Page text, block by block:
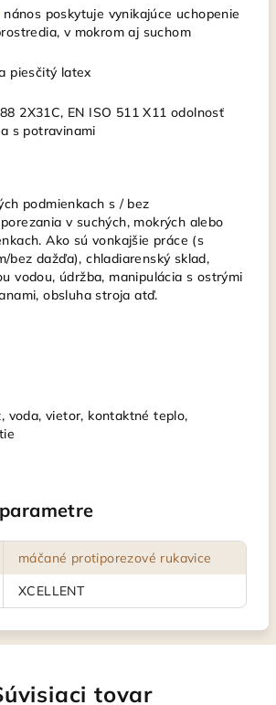
nános poskytuje vynikajúce uchopenie
v mokrom aj suchom
piesčitý latex
2X31C, EN ISO 511 X11 odolnosť
s potravinami
podmienkach s / bez
v suchých, mokrých alebo
Ako sú vonkajšie práce (s
bez dažďa), chladiarenský sklad,
vodou, údržba, manipulácia s ostrými
obsluha stroja atď.
voda, vietor, kontaktné teplo,
máčané protiporezové rukavice
XCELLENT
tovar